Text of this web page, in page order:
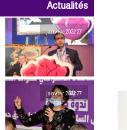
Actualités
27 janvier 2022
27 janvier 2022